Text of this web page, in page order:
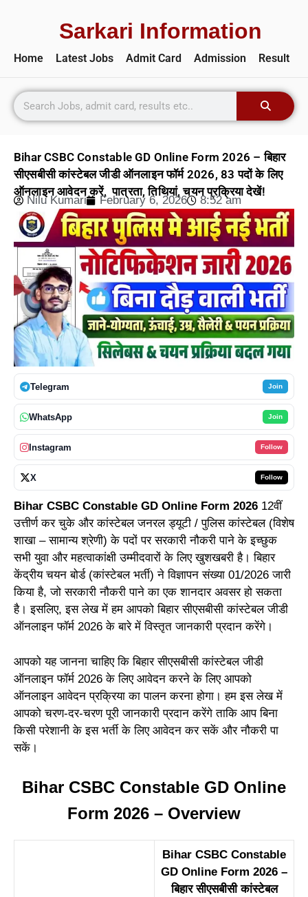
Sarkari Information
Home Latest Jobs Admit Card Admission Result
Bihar CSBC Constable GD Online Form 2026 – बिहार
सीएसबीसी कांस्टेबल जीडी ऑनलाइन फॉर्म 2026, 83 पदों के लिए
ऑनलाइन आवेदन करें, पात्रता, तिथियां, चयन प्रक्रिया देखें!
Nilu Kumari February 6, 2026 8:52 am
Telegram Join
WhatsApp Join
Instagram Follow
X Follow
Bihar CSBC Constable GD Online Form 2026 12वीं
उत्तीर्ण कर चुके और कांस्टेबल जनरल ड्यूटी / पुलिस कांस्टेबल (विशेष
शाखा – सामान्य श्रेणी) के पदों पर सरकारी नौकरी पाने के इच्छुक
सभी युवा और महत्वाकांक्षी उम्मीदवारों के लिए खुशखबरी है। बिहार
केंद्रीय चयन बोर्ड (कांस्टेबल भर्ती) ने विज्ञापन संख्या 01/2026 जारी
किया है, जो सरकारी नौकरी पाने का एक शानदार अवसर हो सकता
है। इसलिए, इस लेख में हम आपको बिहार सीएसबीसी कांस्टेबल जीडी
ऑनलाइन फॉर्म 2026 के बारे में विस्तृत जानकारी प्रदान करेंगे।
आपको यह जानना चाहिए कि बिहार सीएसबीसी कांस्टेबल जीडी
ऑनलाइन फॉर्म 2026 के लिए आवेदन करने के लिए आपको
ऑनलाइन आवेदन प्रक्रिया का पालन करना होगा। हम इस लेख में
आपको चरण-दर-चरण पूरी जानकारी प्रदान करेंगे ताकि आप बिना
किसी परेशानी के इस भर्ती के लिए आवेदन कर सकें और नौकरी पा
सकें।
Bihar CSBC Constable GD Online
Form 2026 – Overview
Bihar CSBC Constable
GD Online Form 2026 –
बिहार सीएसबीसी कांस्टेबल